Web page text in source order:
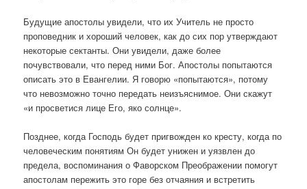
Будущие апостолы увидели, что их Учитель не просто
проповедник и хороший человек, как до сих пор утверждают
некоторые сектанты. Они увидели, даже более
почувствовали, что перед ними Бог. Апостолы попытаются
описать это в Евангелии. Я говорю «попытаются», потому
что невозможно точно передать неизъяснимое. Они скажут
«и просветися лице Его, яко солнце».
Позднее, когда Господь будет пригвожден ко кресту, когда по
человеческим понятиям Он будет унижен и уязвлен до
предела, воспоминания о Фаворском Преображении помогут
апостолам пережить это горе без отчаяния и встретить